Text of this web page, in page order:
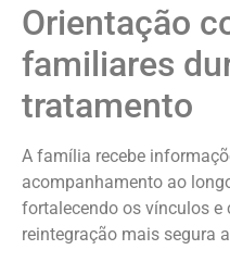
Orientação
familiares
tratamento
A família recebe
acompanhamento ao
fortalecendo os vínculos
reintegração mais segura